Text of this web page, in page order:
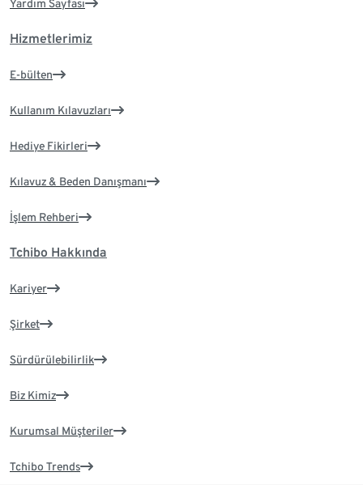
Yardım Sayfası
Hizmetlerimiz
E-bülten
Kullanım Kılavuzları
Hediye Fikirleri
Kılavuz & Beden Danışmanı
İşlem Rehberi
Tchibo Hakkında
Kariyer
Şirket
Sürdürülebilirlik
Biz Kimiz
Kurumsal Müşteriler
Tchibo Trends